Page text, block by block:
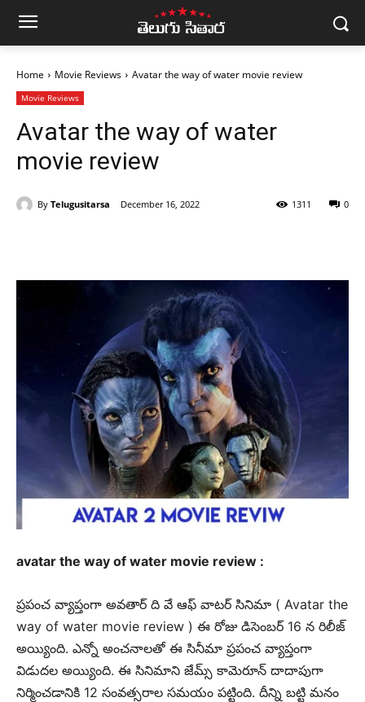
Home Movie Reviews Avatar the way of water movie review
Movie Reviews
Avatar the way of water
movie review
By Telugusitarsa December 16, 2022 0
1311
avatar the way of water movie review :
ప్రపంచ వ్యాప్తంగా అవతార్ ది వే ఆఫ్ వాటర్ సినిమా ( Avatar the
way of water movie review ) ఈ రోజు డిసెంబర్ 16 న రిలీజ్
అయ్యింది. ఎన్నో అంచనాలతో ఈ సినీమా ప్రపంచ వ్యాప్తంగా
విడుదల అయ్యింది. ఈ సినిమాని జేమ్స్ కామెరూన్ దాదాపుగా
నిర్మించడానికి 12 సంవత్సరాల సమయం పట్టింది. దీన్ని బట్టి మనం